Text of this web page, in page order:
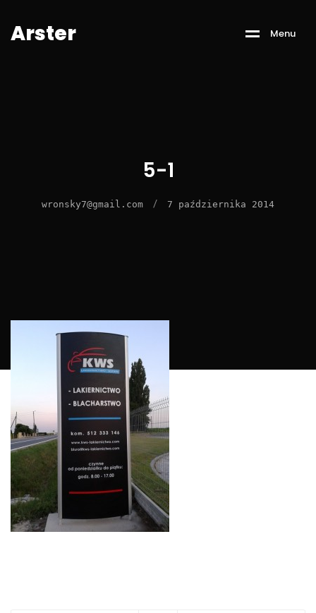
Arster Menu
5-1
wronsky7@gmail.com / 7 października 2014